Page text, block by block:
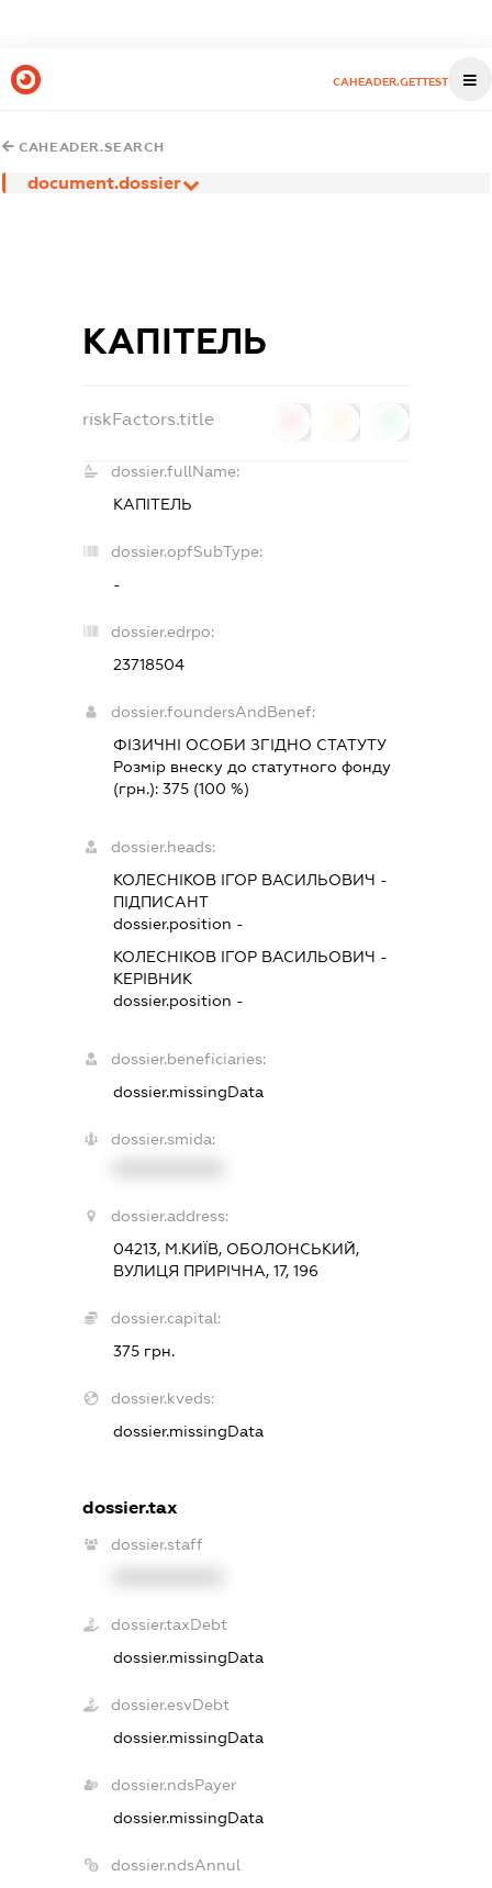
CAHEADER.GETTEST
CAHEADER.SEARCH
document.dossier
КАПІТЕЛЬ
riskFactors.title
dossier.fullName:
КАПІТЕЛЬ
dossier.opfSubType:
-
dossier.edrpo:
23718504
dossier.foundersAndBenef:
ФІЗИЧНІ ОСОБИ ЗГІДНО СТАТУТУ
Розмір внеску до статутного фонду
(грн.):375 (100 %)
dossier.heads:
КОЛЕСНІКОВ ІГОР ВАСИЛЬОВИЧ -
ПІДПИСАНТ
dossier.position -
КОЛЕСНІКОВ ІГОР ВАСИЛЬОВИЧ -
КЕРІВНИК
dossier.position -
dossier.beneficiaries:
dossier.missingData
dossier.smida:
dossier.address:
04213, М.КИЇВ, ОБОЛОНСЬКИЙ,
ВУЛИЦЯ ПРИРІЧНА, 17, 196
dossier.capital:
375 грн.
dossier.kveds:
dossier.missingData
dossier.tax
dossier.staff
dossier.taxDebt
dossier.missingData
dossier.esvDebt
dossier.missingData
dossier.ndsPayer
dossier.missingData
dossier.ndsAnnul